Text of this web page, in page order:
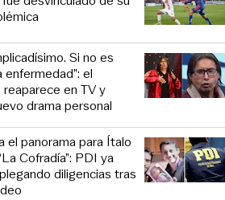
Si no es
enfermedad”: el
reaparece en TV y
drama personal
el panorama para Ítalo
Cofradía”: PDI ya
diligencias tras